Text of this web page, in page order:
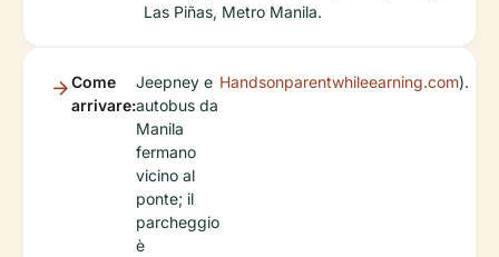
Las Piñas, Metro Manila.
Come
arrivare:
Jeepney e
autobus da
Manila
fermano
vicino al
ponte; il
parcheggio
è
Handsonparentwhileearning.com).